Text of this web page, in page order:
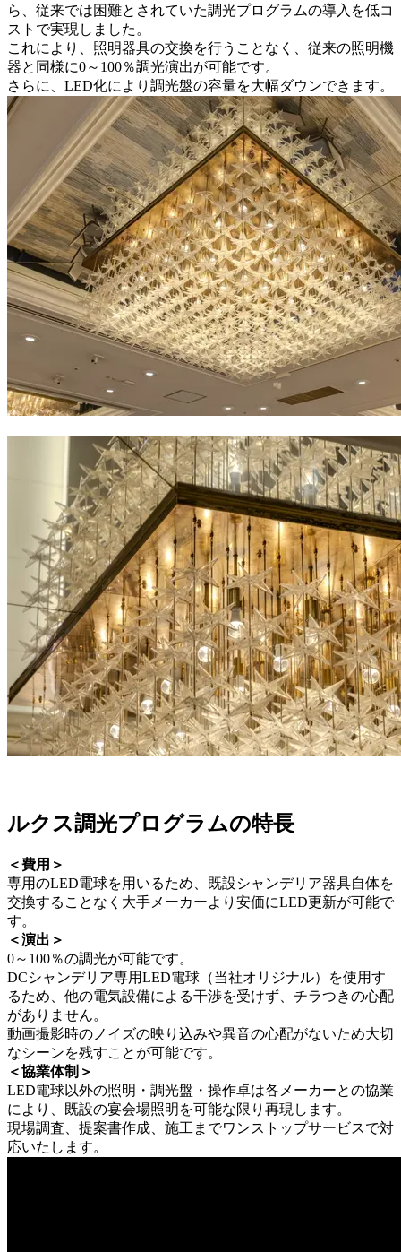
ら、従来では困難とされていた調光プログラムの導入を低コ
ストで実現しました。
これにより、照明器具の交換を行うことなく、従来の照明機
器と同様に0～100％調光演出が可能です。
さらに、LED化により調光盤の容量を大幅ダウンできます。
ルクス調光プログラムの特長
＜費用＞
専用のLED電球を用いるため、既設シャンデリア器具自体を
交換することなく大手メーカーより安価にLED更新が可能で
す。
＜演出＞
0～100％の調光が可能です。
DCシャンデリア専用LED電球（当社オリジナル）を使用す
るため、他の電気設備による干渉を受けず、チラつきの心配
がありません。
動画撮影時のノイズの映り込みや異音の心配がないため大切
なシーンを残すことが可能です。
＜協業体制＞
LED電球以外の照明・調光盤・操作卓は各メーカーとの協業
により、既設の宴会場照明を可能な限り再現します。
現場調査、提案書作成、施工までワンストップサービスで対
応いたします。